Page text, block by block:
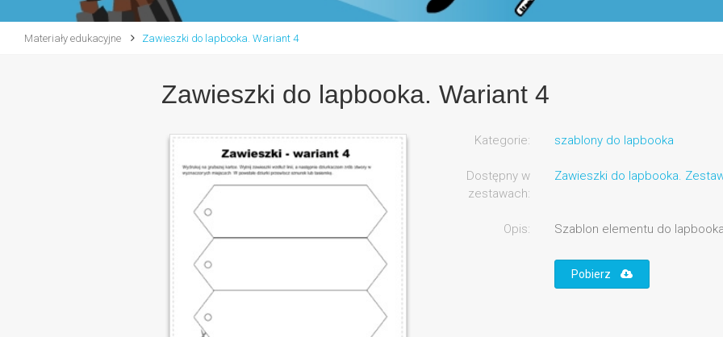
Materiały edukacyjne Zawieszki do lapbooka. Wariant 4
Zawieszki do lapbooka. Wariant 4
Kategorie: szablony do lapbooka
Dostępny w
zestawach:
Zawieszki do lapbooka.
Opis: Szablon elementu do
Pobierz